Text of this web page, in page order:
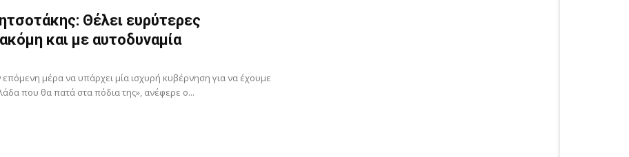
Θέλει ευρύτερες
και με αυτοδυναμία
επόμενη μέρα να υπάρχει μία ισχυρή κυβέρνηση για να έχουμε
που θα πατά στα πόδια της», ανέφερε ο...